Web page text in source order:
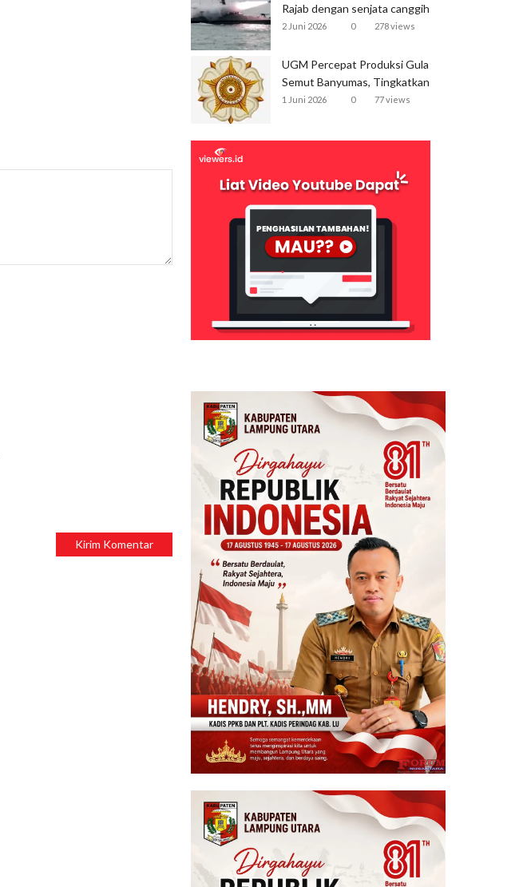
Rajab dengan senjata canggih
dan kecepatan tinggi
2 Juni 2026 0 278 views
UGM Percepat Produksi Gula
Semut Banyumas, Tingkatkan
Ekspor
1 Juni 2026 0 77 views